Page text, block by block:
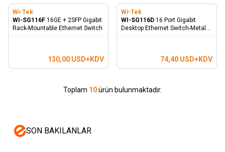
Wi-Tek
WI-SG116F 16GE + 2SFP Gigabit
Rack-Mountable Ethernet Switch
130,00 USD+KDV
Wi-Tek
WI-SG116D 16 Port Gigabit
Desktop Ethernet Switch-Metal
74,40 USD+KDV
Toplam 10ürün bulunmaktadır.
SON BAKILANLAR